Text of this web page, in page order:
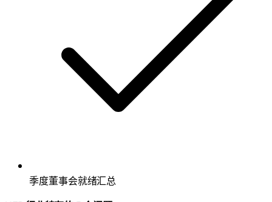
季度董事会就绪汇总